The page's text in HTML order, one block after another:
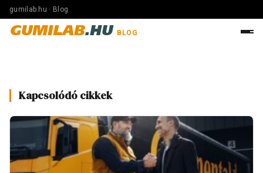
gumilab.hu · Blog
GUMILAB.HU BLOG
Kapcsolódó cikkek